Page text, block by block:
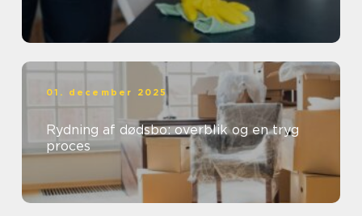
01. december 2025
Rydning af dødsbo: overblik og en tryg
proces